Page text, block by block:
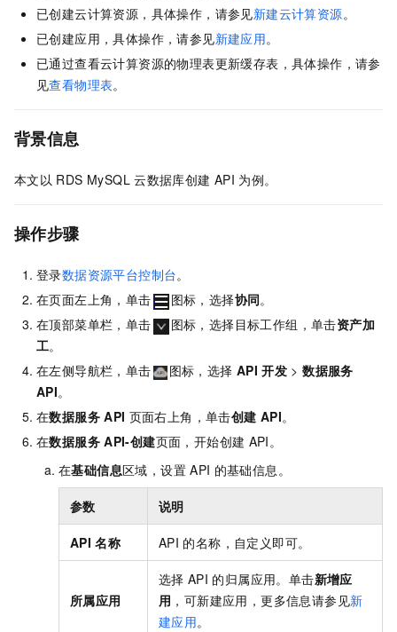
已创建云计算资源，具体操作，请参见新建云计算资源。
已创建应用，具体操作，请参见新建应用。
已通过查看云计算资源的物理表更新缓存表，具体操作，请参
见查看物理表。
背景信息
本文以 RDS MySQL 云数据库创建 API 为例。
操作步骤
登录数据资源平台控制台。
在页面左上角，单击
图标，选择协同。
在顶部菜单栏，单击
图标，选择目标工作组，单击资产加
工。
在左侧导航栏，单击
图标，选择 API 开发 >数据服务
API。
在数据服务 API 页面右上角，单击创建 API。
在数据服务 API-创建页面，开始创建 API。
在基础信息区域，设置 API 的基础信息。
参数 说明
API 名称 API 的名称，自定义即可。
所属应用
选择 API 的归属应用。单击新增应
用 ，可新建应用，更多信息请参见新
建应用。